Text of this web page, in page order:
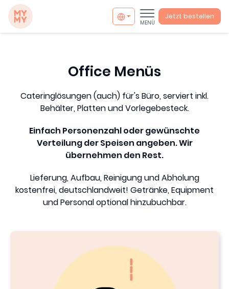
MYMY catering
info@mymycatering.com
MENÜ
Jetzt bestellen
Office Menüs
Cateringlösungen (auch) für's Büro, serviert inkl.
Behälter, Platten und Vorlegebesteck.
Einfach Personenzahl oder gewünschte
Verteilung der Speisen angeben. Wir
übernehmen den Rest.
Lieferung, Aufbau, Reinigung und Abholung
kostenfrei, deutschlandweit! Getränke, Equipment
und Personal optional hinzubuchbar.